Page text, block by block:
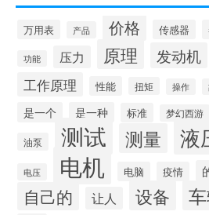
万用表 产品 价格 传感器
功能 压力 原理 发动机
工作原理 性能 扭矩 操作
是一个 是一种 标准 梦幻西游
油泵 测试 测量 液
电压 电机 电脑 疫情
自己的 让人 设备